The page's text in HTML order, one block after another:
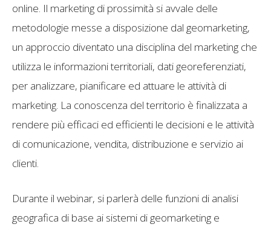
online. Il marketing di prossimità si avvale delle
metodologie messe a disposizione dal geomarketing,
un approccio diventato una disciplina del marketing che
utilizza le informazioni territoriali, dati georeferenziati,
per analizzare, pianificare ed attuare le attività di
marketing. La conoscenza del territorio è finalizzata a
rendere più efficaci ed efficienti le decisioni e le attività
di comunicazione, vendita, distribuzione e servizio ai
clienti.
Durante il webinar, si parlerà delle funzioni di analisi
geografica di base ai sistemi di geomarketing e